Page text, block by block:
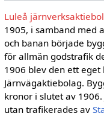
Luleå
1905, i samband med
och banan började
för allmän godstrafik
1906 blev den ett eget
Järnvägaktiebolag.
kronor i slutet av
utan trafikerades av